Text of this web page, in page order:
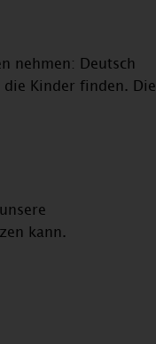
nehmen: Deutsch
Kinder finden. Die
kann.